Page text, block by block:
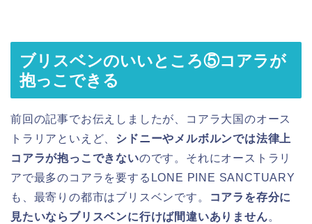
ブリスベンのいいところ⑤コアラが
抱っこできる
前回の記事でお伝えしましたが、コアラ大国のオース
トラリアといえど、 シドニーやメルボルンでは法律上
コアラが抱っこできないのです。それにオーストラリ
アで最多のコアラを要するLONE PINE SANCTUARY
も、最寄りの都市はブリスベンです。
コアラを存分に
見たいならブリスベンに行けば間違いありません。